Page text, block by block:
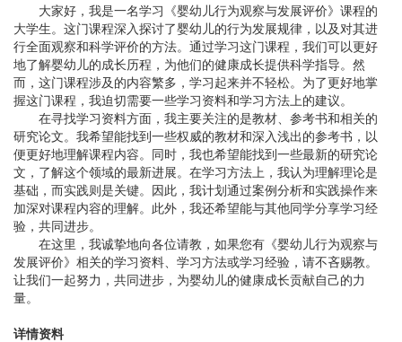
大家好，我是一名学习《婴幼儿行为观察与发展评价》课程的
大学生。这门课程深入探讨了婴幼儿的行为发展规律，以及对其进
行全面观察和科学评价的方法。通过学习这门课程，我们可以更好
地了解婴幼儿的成长历程，为他们的健康成长提供科学指导。然
而，这门课程涉及的内容繁多，学习起来并不轻松。为了更好地掌
握这门课程，我迫切需要一些学习资料和学习方法上的建议。
在寻找学习资料方面，我主要关注的是教材、参考书和相关的
研究论文。我希望能找到一些权威的教材和深入浅出的参考书，以
便更好地理解课程内容。同时，我也希望能找到一些最新的研究论
文，了解这个领域的最新进展。在学习方法上，我认为理解理论是
基础，而实践则是关键。因此，我计划通过案例分析和实践操作来
加深对课程内容的理解。此外，我还希望能与其他同学分享学习经
验，共同进步。
在这里，我诚挚地向各位请教，如果您有《婴幼儿行为观察与
发展评价》相关的学习资料、学习方法或学习经验，请不吝赐教。
让我们一起努力，共同进步，为婴幼儿的健康成长贡献自己的力
量。
详情资料